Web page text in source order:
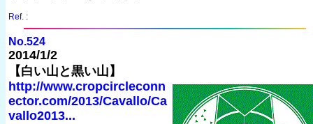
Ref. :
No.524
2014/1/2
【白い山と黒い山】
http://www.cropcircleconn
ector.com/2013/Cavallo/Ca
vallo2013...